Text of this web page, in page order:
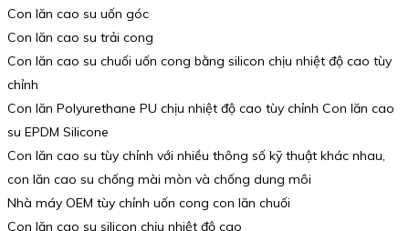
Con lăn cao su uốn góc
Con lăn cao su trải cong
Con lăn cao su chuối uốn cong bằng silicon chịu nhiệt độ cao tùy
chỉnh
Con lăn Polyurethane PU chịu nhiệt độ cao tùy chỉnh Con lăn cao
su EPDM Silicone
Con lăn cao su tùy chỉnh với nhiều thông số kỹ thuật khác nhau,
con lăn cao su chống mài mòn và chống dung môi
Nhà máy OEM tùy chỉnh uốn cong con lăn chuối
Con lăn cao su silicon chịu nhiệt độ cao